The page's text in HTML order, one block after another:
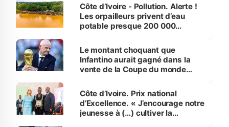
Côte d’Ivoire - Pollution. Alerte !
Les orpailleurs privent d’eau
potable presque 200 000
Le montant choquant que
Infantino aurait gagné dans la
vente de la Coupe du monde
Côte d’Ivoire. Prix national
d’Excellence. « J’encourage notre
jeunesse à (…) cultiver la